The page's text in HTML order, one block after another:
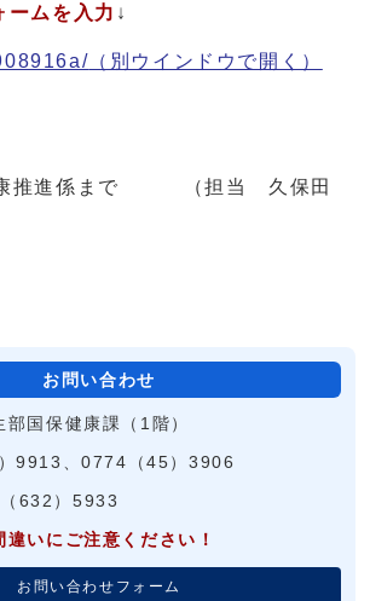
ムを入力 ↓
（別ウインドウで開く）
康推進係まで （担当 久保田
お問い合わせ
国保健康課（1階）
9913、0774（45）3906
632）5933
いにご注意ください！
お問い合わせフォーム